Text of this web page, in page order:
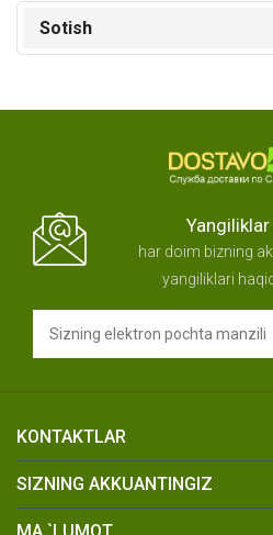
Sotish
har doim bizning
yangiliklari
KONTAKTLAR
SIZNING AKKUANTINGIZ
MA `LUMOT